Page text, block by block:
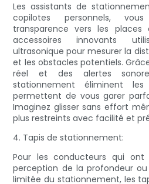
Les assistants de
copilotes personnels,
transparence vers les places
accessoires innovants
ultrasonique pour mesurer la
et les obstacles potentiels.
réel et des alertes
stationnement éliminent
permettent de vous garer
Imaginez glisser sans effort
plus restreints avec facilité et
4. Tapis de stationnement:
Pour les conducteurs qui
perception de la profondeur
limitée du stationnement, les